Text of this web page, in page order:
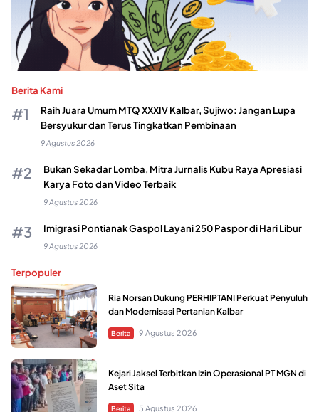
Berita Kami
Raih Juara Umum MTQ XXXIV Kalbar, Sujiwo: Jangan Lupa
Bersyukur dan Terus Tingkatkan Pembinaan
9 Agustus 2026
Bukan Sekadar Lomba, Mitra Jurnalis Kubu Raya Apresiasi
Karya Foto dan Video Terbaik
9 Agustus 2026
Imigrasi Pontianak Gaspol Layani 250 Paspor di Hari Libur
9 Agustus 2026
Terpopuler
Ria Norsan Dukung PERHIPTANI Perkuat Penyuluh
dan Modernisasi Pertanian Kalbar
Berita 9 Agustus 2026
Kejari Jaksel Terbitkan Izin Operasional PT MGN di
Aset Sita
Berita 5 Agustus 2026